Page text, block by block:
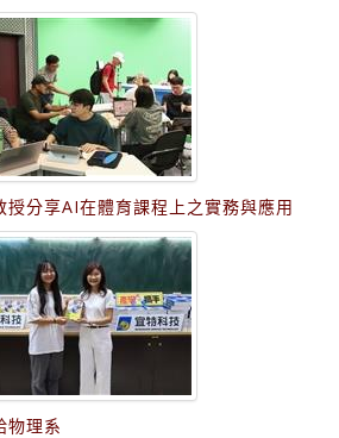
授分享AI在體育課程上之實務與應用
物理系